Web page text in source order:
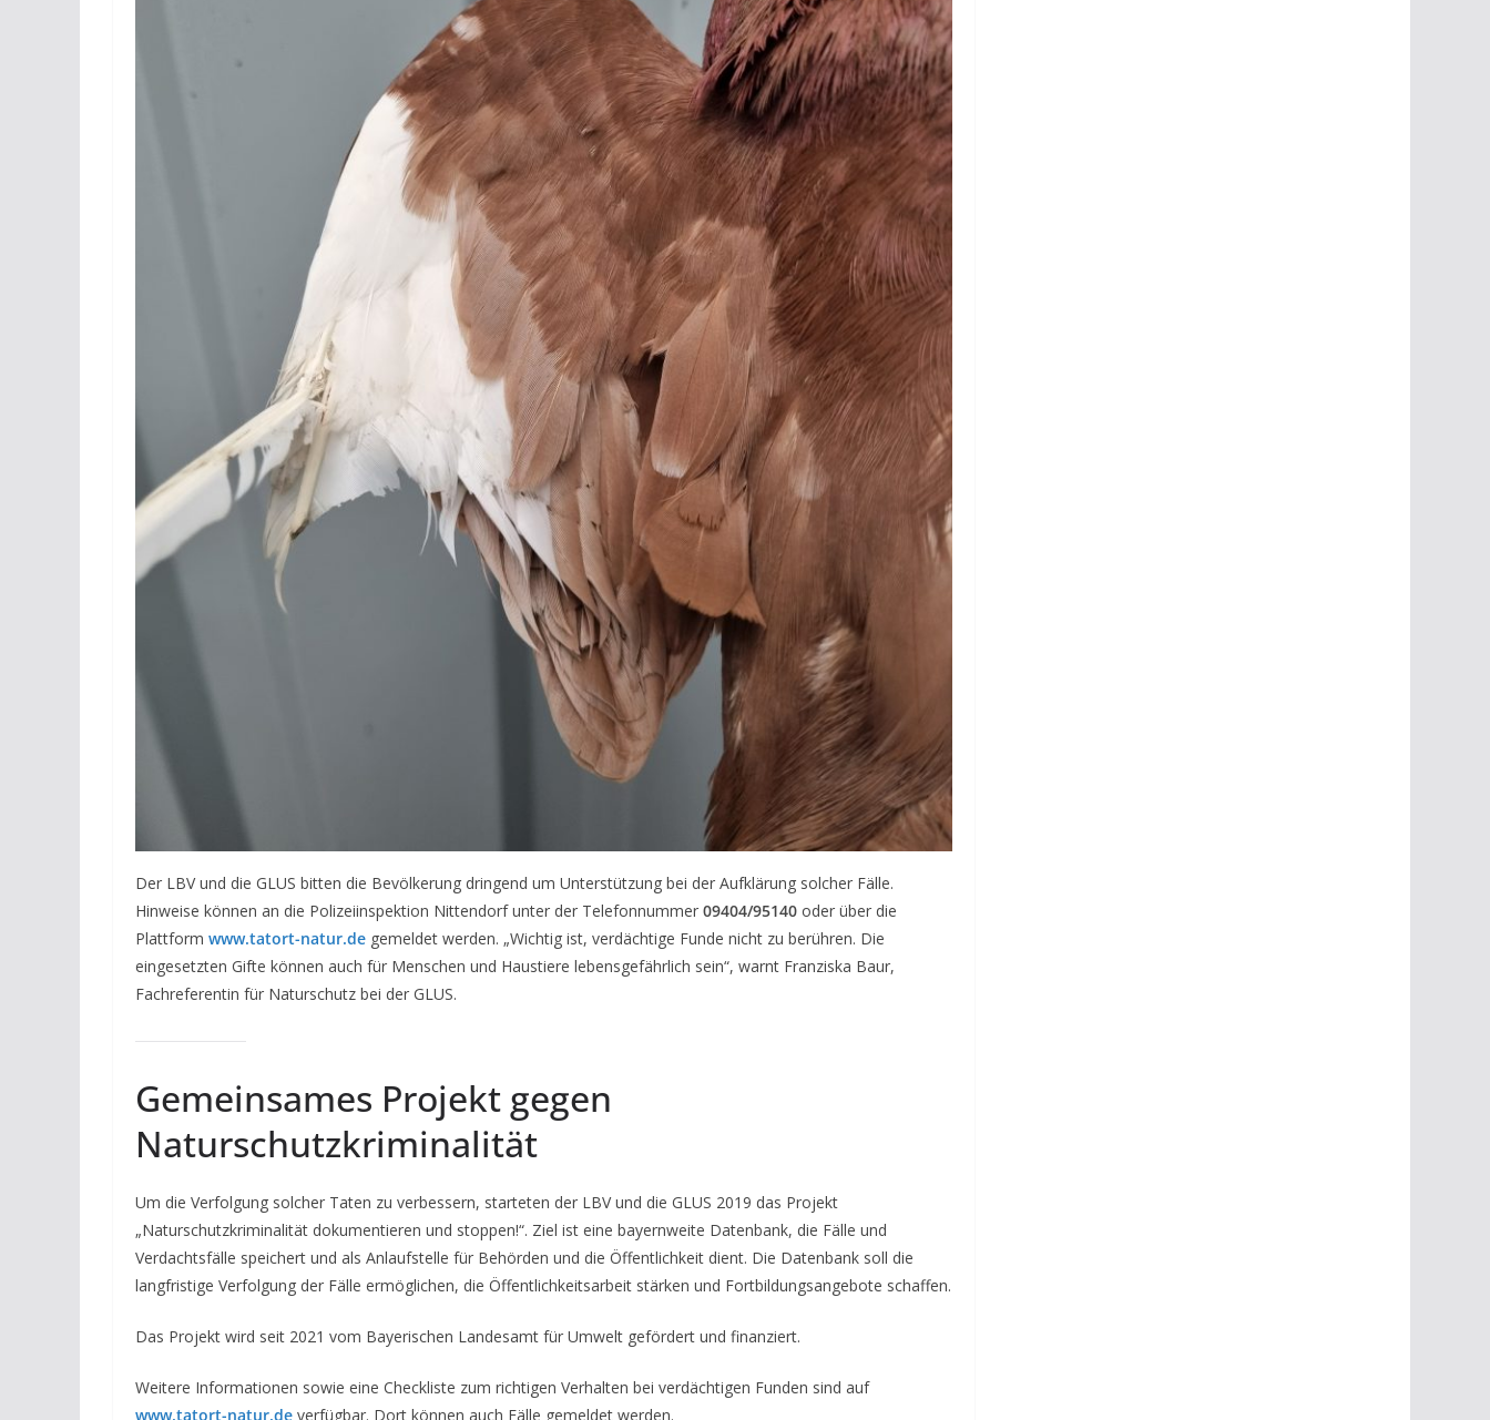
Der LBV und die GLUS bitten die Bevölkerung dringend um Unterstützung bei der Aufklärung solcher Fälle.
Hinweise können an die Polizeiinspektion Nittendorf unter der Telefonnummer 09404/95140 oder über die
Plattform www.tatort-natur.de gemeldet werden. „Wichtig ist, verdächtige Funde nicht zu berühren. Die
eingesetzten Gifte können auch für Menschen und Haustiere lebensgefährlich sein“, warnt Franziska Baur,
Fachreferentin für Naturschutz bei der GLUS.
Gemeinsames Projekt gegen
Naturschutzkriminalität
Um die Verfolgung solcher Taten zu verbessern, starteten der LBV und die GLUS 2019 das Projekt
„Naturschutzkriminalität dokumentieren und stoppen!“. Ziel ist eine bayernweite Datenbank, die Fälle und
Verdachtsfälle speichert und als Anlaufstelle für Behörden und die Öffentlichkeit dient. Die Datenbank soll die
langfristige Verfolgung der Fälle ermöglichen, die Öffentlichkeitsarbeit stärken und Fortbildungsangebote schaffen.
Das Projekt wird seit 2021 vom Bayerischen Landesamt für Umwelt gefördert und finanziert.
Weitere Informationen sowie eine Checkliste zum richtigen Verhalten bei verdächtigen Funden sind auf
www.tatort-natur.de verfügbar. Dort können auch Fälle gemeldet werden.